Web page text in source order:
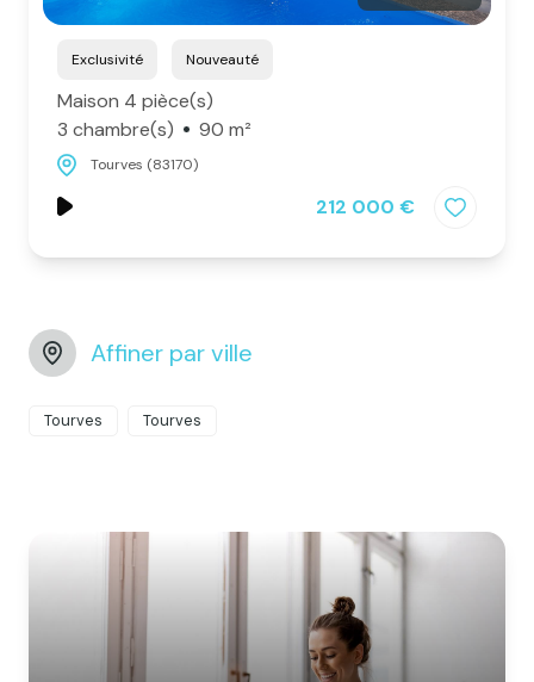
Exclusivité Nouveauté
Maison 4 pièce(s)
3 chambre(s)
90 m²
Tourves (83170)
212 000 €
Affiner par ville
Tourves Tourves